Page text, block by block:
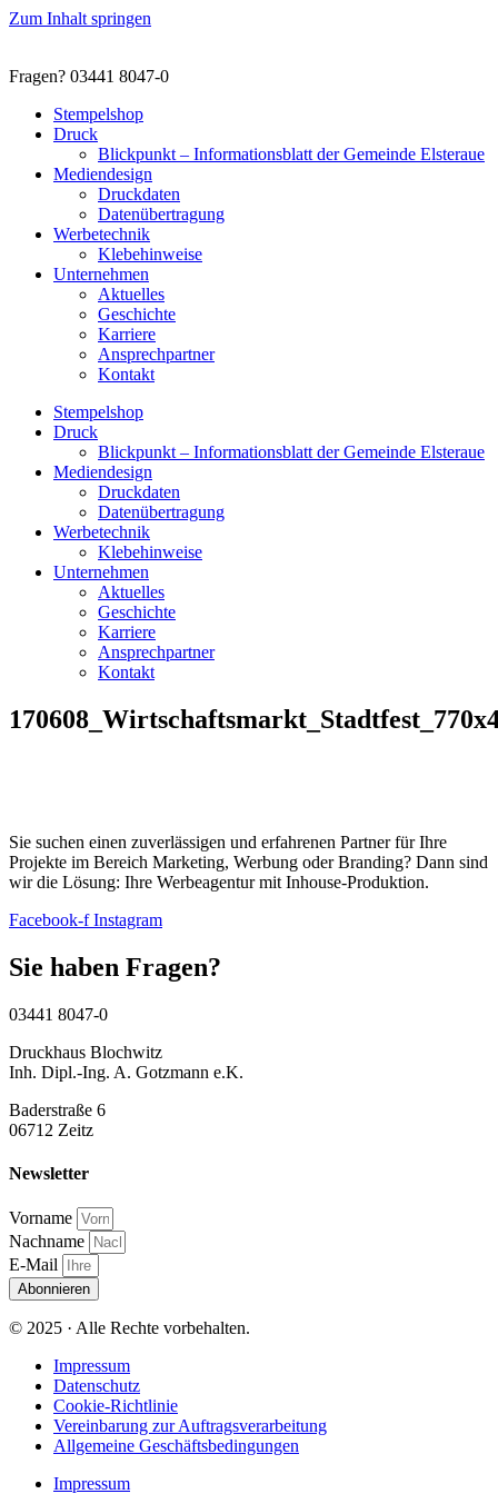
Zum Inhalt springen
Fragen? 03441 8047-0
Stempelshop
Druck
Blickpunkt – Informationsblatt der Gemeinde Elsteraue
Mediendesign
Druckdaten
Datenübertragung
Werbetechnik
Klebehinweise
Unternehmen
Aktuelles
Geschichte
Karriere
Ansprechpartner
Kontakt
Stempelshop
Druck
Blickpunkt – Informationsblatt der Gemeinde Elsteraue
Mediendesign
Druckdaten
Datenübertragung
Werbetechnik
Klebehinweise
Unternehmen
Aktuelles
Geschichte
Karriere
Ansprechpartner
Kontakt
Sie suchen einen zuverlässigen und erfahrenen Partner für Ihre
Projekte im Bereich Marketing, Werbung oder Branding? Dann sind
wir die Lösung: Ihre Werbeagentur mit Inhouse-Produktion.
Facebook-f Instagram
Sie haben Fragen?
03441 8047-0
Druckhaus Blochwitz
Inh. Dipl.-Ing. A. Gotzmann e.K.
Baderstraße 6
06712 Zeitz
Newsletter
Vorname
Nachname
E-Mail
Abonnieren
© 2025 · Alle Rechte vorbehalten.
Impressum
Datenschutz
Cookie-Richtlinie
Vereinbarung zur Auftragsverarbeitung
Allgemeine Geschäftsbedingungen
Impressum